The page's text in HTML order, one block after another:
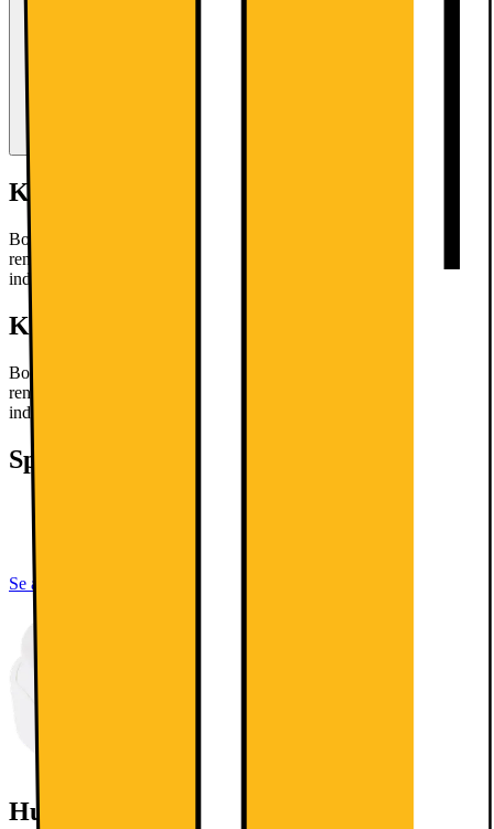
Kort om produktet
Bosch SMU4HVI72S opvaskemaskinen tilbyder lydsvag, effektiv
rengøring med VarioFlex, Home Connect og en kapacitet på 13
indstillinger til det moderne hjem.
Kort om produktet
Bosch SMU4HVI72S opvaskemaskinen tilbyder lydsvag, effektiv
rengøring med VarioFlex, Home Connect og en kapacitet på 13
indstillinger til det moderne hjem.
Specifikationer
Se alle specifikationer
Husk stikprop til din hvidevare